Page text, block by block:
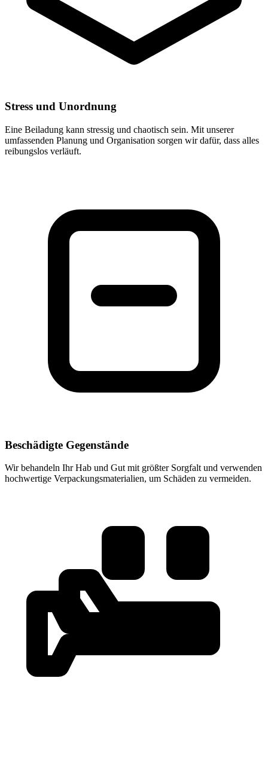
Stress und Unordnung
Eine Beiladung kann stressig und chaotisch sein. Mit unserer
umfassenden Planung und Organisation sorgen wir dafür, dass alles
reibungslos verläuft.
Beschädigte Gegenstände
Wir behandeln Ihr Hab und Gut mit größter Sorgfalt und verwenden
hochwertige Verpackungsmaterialien, um Schäden zu vermeiden.